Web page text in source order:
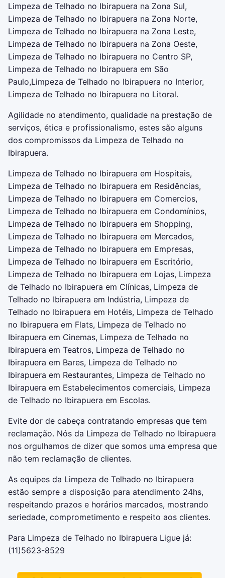
Limpeza de Telhado no Ibirapuera na Zona Sul,
Limpeza de Telhado no Ibirapuera na Zona Norte,
Limpeza de Telhado no Ibirapuera na Zona Leste,
Limpeza de Telhado no Ibirapuera na Zona Oeste,
Limpeza de Telhado no Ibirapuera no Centro SP,
Limpeza de Telhado no Ibirapuera em São
Paulo,Limpeza de Telhado no Ibirapuera no Interior,
Limpeza de Telhado no Ibirapuera no Litoral.
Agilidade no atendimento, qualidade na prestação de
serviços, ética e profissionalismo, estes são alguns
dos compromissos da Limpeza de Telhado no
Ibirapuera.
Limpeza de Telhado no Ibirapuera em Hospitais,
Limpeza de Telhado no Ibirapuera em Residências,
Limpeza de Telhado no Ibirapuera em Comercios,
Limpeza de Telhado no Ibirapuera em Condomínios,
Limpeza de Telhado no Ibirapuera em Shopping,
Limpeza de Telhado no Ibirapuera em Mercados,
Limpeza de Telhado no Ibirapuera em Empresas,
Limpeza de Telhado no Ibirapuera em Escritório,
Limpeza de Telhado no Ibirapuera em Lojas, Limpeza
de Telhado no Ibirapuera em Clínicas, Limpeza de
Telhado no Ibirapuera em Indústria, Limpeza de
Telhado no Ibirapuera em Hotéis, Limpeza de Telhado
no Ibirapuera em Flats, Limpeza de Telhado no
Ibirapuera em Cinemas, Limpeza de Telhado no
Ibirapuera em Teatros, Limpeza de Telhado no
Ibirapuera em Bares, Limpeza de Telhado no
Ibirapuera em Restaurantes, Limpeza de Telhado no
Ibirapuera em Estabelecimentos comerciais, Limpeza
de Telhado no Ibirapuera em Escolas.
Evite dor de cabeça contratando empresas que tem
reclamação. Nós da Limpeza de Telhado no Ibirapuera
nos orgulhamos de dizer que somos uma empresa que
não tem reclamação de clientes.
As equipes da Limpeza de Telhado no Ibirapuera
estão sempre a disposição para atendimento 24hs,
respeitando prazos e horários marcados, mostrando
seriedade, comprometimento e respeito aos clientes.
Para Limpeza de Telhado no Ibirapuera Ligue já:
(11)5623-8529